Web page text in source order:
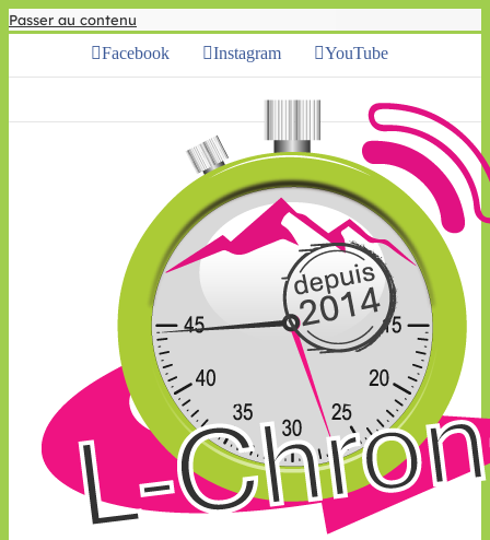
Passer au contenu
Facebook Instagram YouTube